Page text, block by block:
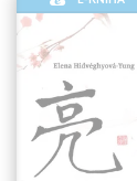
E-KNIHA